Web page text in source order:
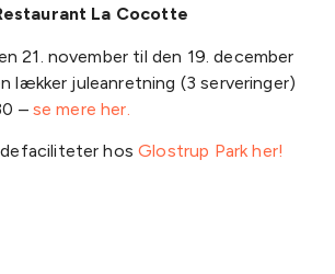
La Cocotte
21. november til den 19. december
lækker juleanretning (3 serveringer)
– se mere her.
hosGlostrup Park her!